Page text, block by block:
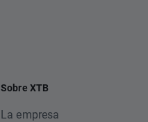
Sobre XTB
La empresa